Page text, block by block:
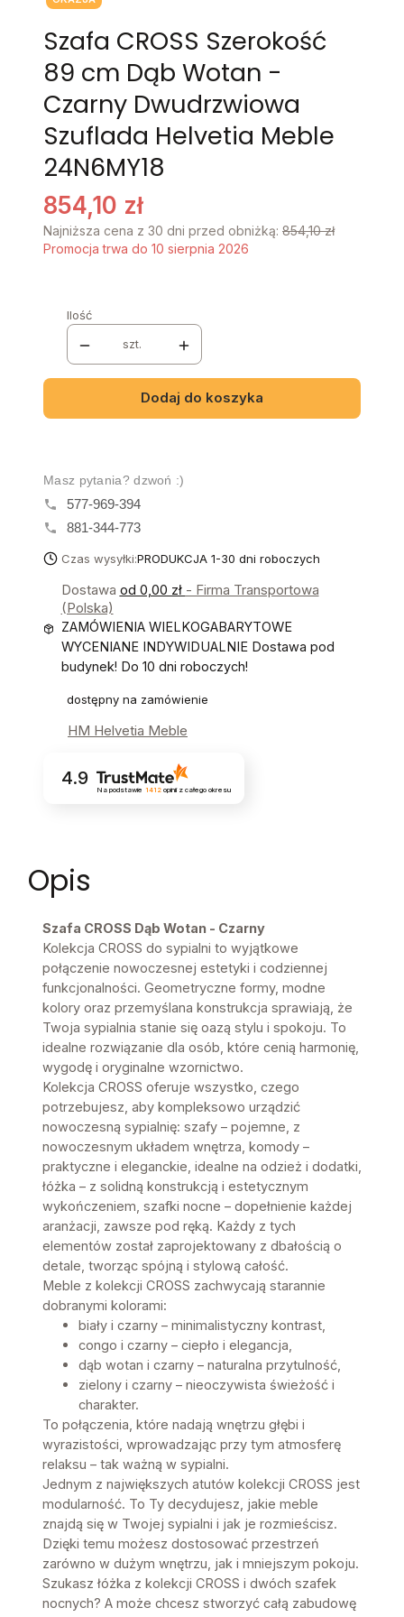
Szafa CROSS Szerokość
89 cm Dąb Wotan -
Czarny Dwudrzwiowa
Szuflada Helvetia Meble
24N6MY18
854,10 zł
Najniższa cena z 30 dni przed obniżką: 854,10 zł
Promocja trwa do 10 sierpnia 2026
Ilość
szt.
Dodaj do koszyka
Masz pytania? dzwoń :)
577-969-394
881-344-773
Czas wysyłki:PRODUKCJA 1-30 dni roboczych
Dostawa od 0,00 zł - Firma Transportowa
(Polska)
ZAMÓWIENIA WIELKOGABARYTOWE
WYCENIANE INDYWIDUALNIE Dostawa pod
budynek! Do 10 dni roboczych!
dostępny na zamówienie
HM Helvetia Meble
4.9
Na podstawie 1412opinii z całego okresu
Opis
Szafa CROSS Dąb Wotan - Czarny
Kolekcja CROSS do sypialni to wyjątkowe
połączenie nowoczesnej estetyki i codziennej
funkcjonalności. Geometryczne formy, modne
kolory oraz przemyślana konstrukcja sprawiają, że
Twoja sypialnia stanie się oazą stylu i spokoju. To
idealne rozwiązanie dla osób, które cenią harmonię,
wygodę i oryginalne wzornictwo.
Kolekcja CROSS oferuje wszystko, czego
potrzebujesz, aby kompleksowo urządzić
nowoczesną sypialnię: szafy – pojemne, z
nowoczesnym układem wnętrza, komody –
praktyczne i eleganckie, idealne na odzież i dodatki,
łóżka – z solidną konstrukcją i estetycznym
wykończeniem, szafki nocne – dopełnienie każdej
aranżacji, zawsze pod ręką. Każdy z tych
elementów został zaprojektowany z dbałością o
detale, tworząc spójną i stylową całość.
Meble z kolekcji CROSS zachwycają starannie
dobranymi kolorami:
biały i czarny – minimalistyczny kontrast,
congo i czarny – ciepło i elegancja,
dąb wotan i czarny – naturalna przytulność,
zielony i czarny – nieoczywista świeżość i
charakter.
To połączenia, które nadają wnętrzu głębi i
wyrazistości, wprowadzając przy tym atmosferę
relaksu – tak ważną w sypialni.
Jednym z największych atutów kolekcji CROSS jest
modularność. To Ty decydujesz, jakie meble
znajdą się w Twojej sypialni i jak je rozmieścisz.
Dzięki temu możesz dostosować przestrzeń
zarówno w dużym wnętrzu, jak i mniejszym pokoju.
Szukasz łóżka z kolekcji CROSS i dwóch szafek
nocnych? A może chcesz stworzyć całą zabudowę